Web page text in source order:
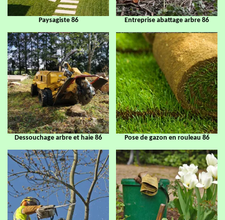
Paysagiste 86 Entreprise abattage arbre 86
Dessouchage arbre et haie 86 Pose de gazon en rouleau 86